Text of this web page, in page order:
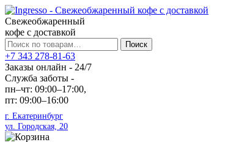
Свежеобжаренный
кофе с доставкой
Искать:
Поиск
+7 343 278-81-63
Заказы онлайн - 24/7
Служба заботы -
пн–чт: 09:00–17:00,
пт: 09:00–16:00
г. Екатеринбург
ул. Городская, 20